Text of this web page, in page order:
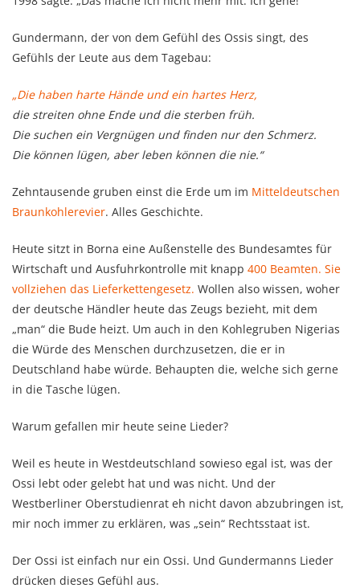
Gundermann, der von dem Gefühl des Ossis singt, des
Gefühls der Leute aus dem Tagebau:
„Die haben harte Hände und ein hartes Herz,
die streiten ohne Ende und die sterben früh.
Die suchen ein Vergnügen und finden nur den Schmerz.
Die können lügen, aber leben können die nie.“
Zehntausende gruben einst die Erde um im Mitteldeutschen
Braunkohlerevier. Alles Geschichte.
Heute sitzt in Borna eine Außenstelle des Bundesamtes für
Wirtschaft und Ausfuhrkontrolle mit knapp 400 Beamten. Sie
vollziehen das Lieferkettengesetz. Wollen also wissen, woher
der deutsche Händler heute das Zeugs bezieht, mit dem
„man“ die Bude heizt. Um auch in den Kohlegruben Nigerias
die Würde des Menschen durchzusetzen, die er in
Deutschland habe würde. Behaupten die, welche sich gerne
in die Tasche lügen.
Warum gefallen mir heute seine Lieder?
Weil es heute in Westdeutschland sowieso egal ist, was der
Ossi lebt oder gelebt hat und was nicht. Und der
Westberliner Oberstudienrat eh nicht davon abzubringen ist,
mir noch immer zu erklären, was „sein“ Rechtsstaat ist.
Der Ossi ist einfach nur ein Ossi. Und Gundermanns Lieder
drücken dieses Gefühl aus.